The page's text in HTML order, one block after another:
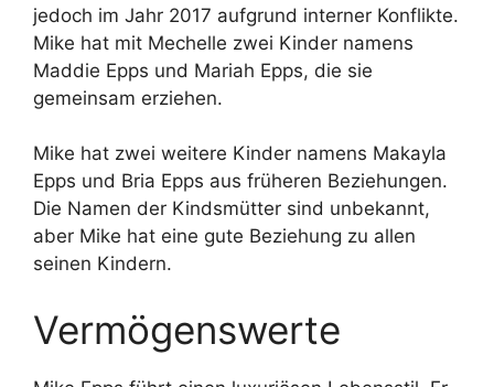
jedoch im Jahr 2017 aufgrund interner Konflikte.
Mike hat mit Mechelle zwei Kinder namens
Maddie Epps und Mariah Epps, die sie
gemeinsam erziehen.
Mike hat zwei weitere Kinder namens Makayla
Epps und Bria Epps aus früheren Beziehungen.
Die Namen der Kindsmütter sind unbekannt,
aber Mike hat eine gute Beziehung zu allen
seinen Kindern.
Vermögenswerte